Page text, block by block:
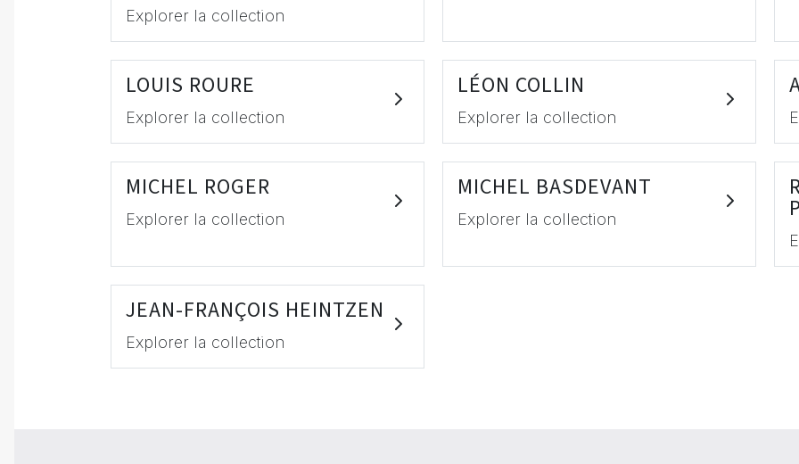
Explorer la collection
LOUIS ROURE
Explorer la collection
LÉON COLLIN
Explorer la collection
MICHEL ROGER
Explorer la collection
MICHEL BASDEVANT
Explorer la collection
JEAN-FRANÇOIS HEINTZEN
Explorer la collection